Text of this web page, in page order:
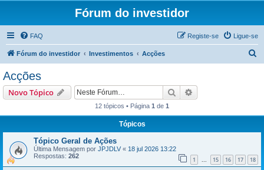
Fórum do investidor
FAQ Ligue-se
Registe-se
Fórum do investidor Investimentos Acções
r
Acções
Novo Tópico Pesquisar
12 tópicos • Página 1 de 1
Tópicos
Tópico Geral de Ações
Última Mensagem por JPJDLV « 18 jul 2026 13:22
Respostas: 262 1 ... 15 16 17 18